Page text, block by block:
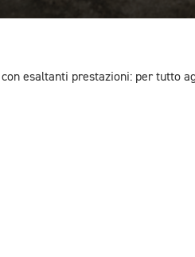
esaltanti prestazioni: per tutto